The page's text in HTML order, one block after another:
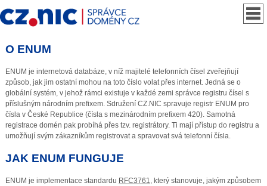
O ENUM
ENUM je internetová databáze, v níž majitelé telefonních čísel zveřejňují
způsob, jak jim ostatní mohou na toto číslo volat přes internet. Jedná se o
globální systém, v jehož rámci existuje v každé zemi správce registru čísel s
příslušným národním prefixem. Sdružení CZ.NIC spravuje registr ENUM pro
čísla v České Republice (čísla s mezinárodním prefixem 420). Samotná
registrace domén pak probíhá přes tzv. registrátory. Ti mají přístup do registru a
umožňují svým zákazníkům registrovat a spravovat svá telefonní čísla.
JAK ENUM FUNGUJE
ENUM je implementace standardu RFC3761, který stanovuje, jakým způsobem